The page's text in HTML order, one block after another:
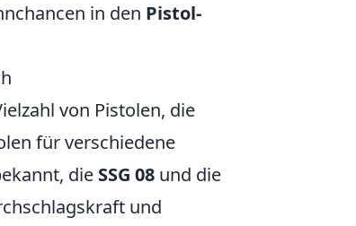
in den Pistol-
von Pistolen, die
für verschiedene
die SSG 08 und die
und